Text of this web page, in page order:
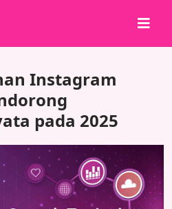
Instagram
pada 2025